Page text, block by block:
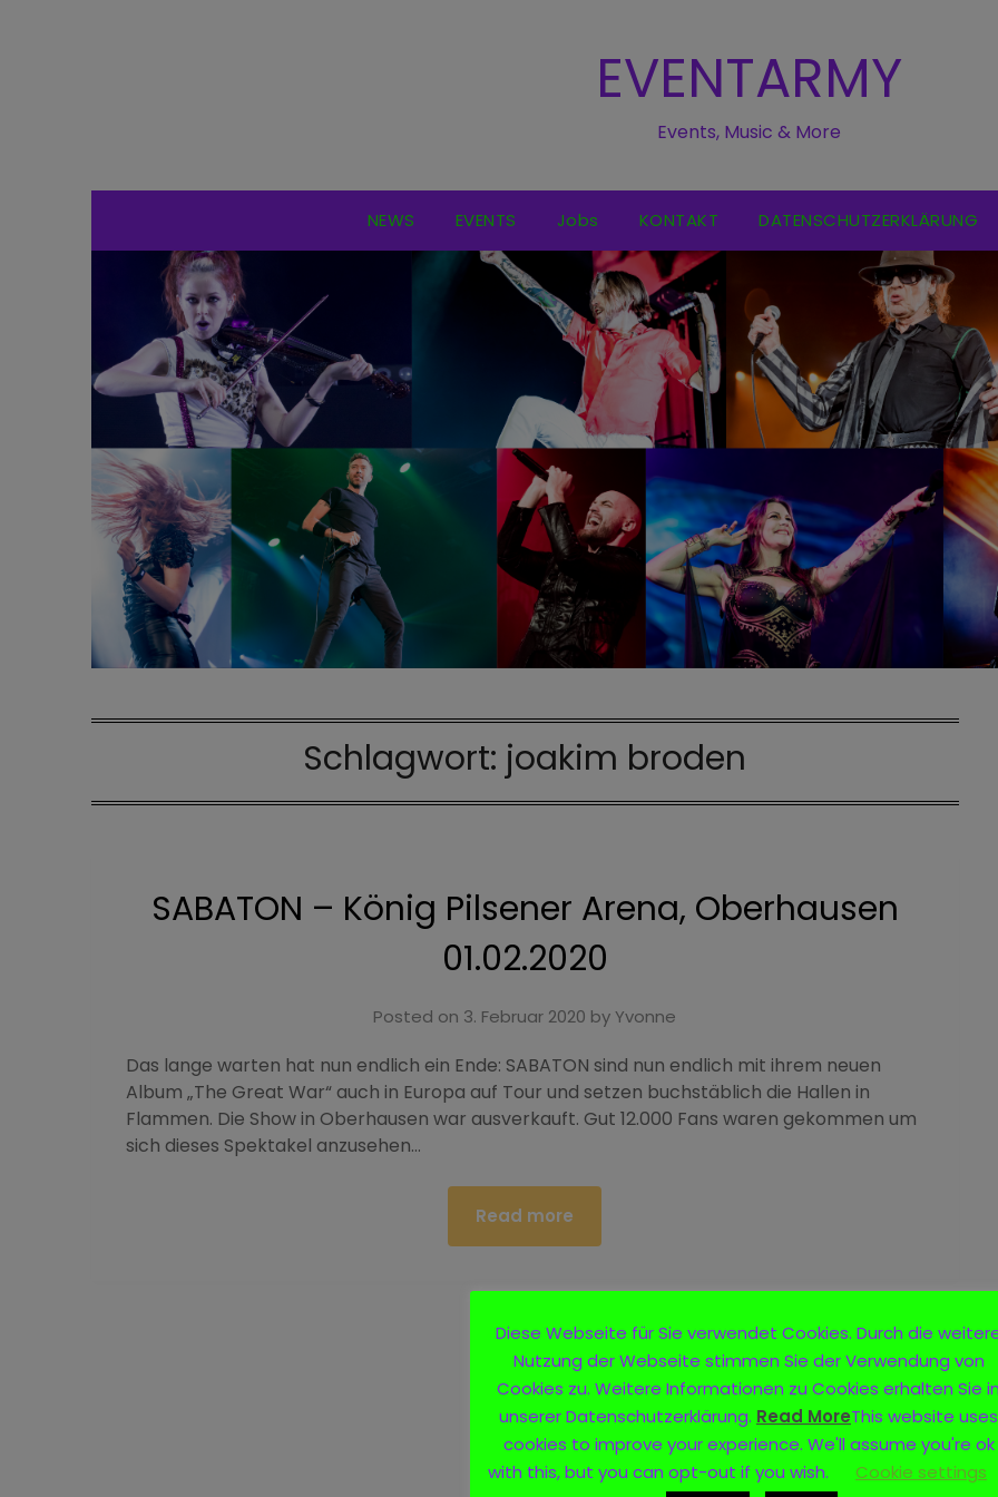
EVENTARMY
Events, Music & More
NEWS EVENTS Jobs KONTAKT DATENSCHUTZERKLÄRUNG
Schlagwort: joakim broden
SABATON – König Pilsener Arena, Oberhausen
01.02.2020
Posted on 3. Februar 2020 byYvonne
Das lange warten hat nun endlich ein Ende: SABATON sind nun endlich mit ihrem neuen
Album „The Great War“ auch in Europa auf Tour und setzen buchstäblich die Hallen in
Flammen. Die Show in Oberhausen war ausverkauft. Gut 12.000 Fans waren gekommen um
sich dieses Spektakel anzusehen…
Read more
Diese Webseite für Sie verwendet Cookies. Durch die
Nutzung der Webseite stimmen Sie der Verwendung von
Cookies zu. Weitere Informationen zu Cookies erhalten Sie
unserer Datenschutzerklärung. Read MoreThis website uses
cookies to improve your experience. We'll assume you're ok
with this, but you can opt-out if you wish.
Cookie settings